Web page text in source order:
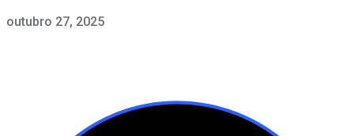
outubro 27, 2025